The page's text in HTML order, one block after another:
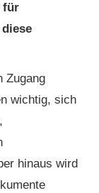
für
Zugang
wichtig, sich
hinaus wird